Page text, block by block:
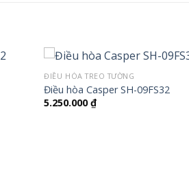
ĐIỀU HÒA TREO TƯỜNG
Điều hòa Casper SH-09FS32
5.250.000₫